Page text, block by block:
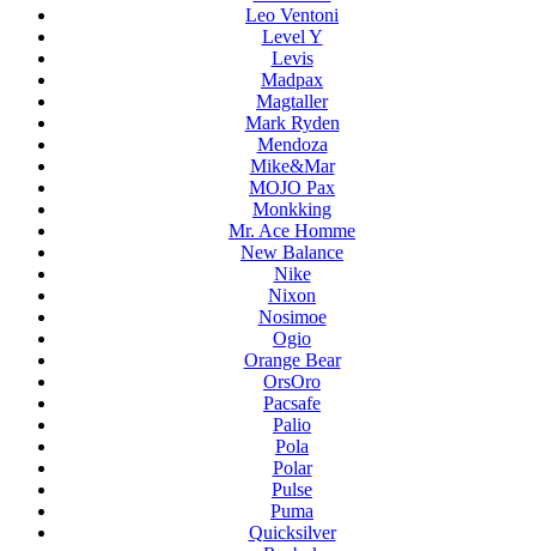
Leo Ventoni
Level Y
Levis
Madpax
Magtaller
Mark Ryden
Mendoza
Mike&Mar
MOJO Pax
Monkking
Mr. Ace Homme
New Balance
Nike
Nixon
Nosimoe
Ogio
Orange Bear
OrsOro
Pacsafe
Palio
Pola
Polar
Pulse
Puma
Quicksilver